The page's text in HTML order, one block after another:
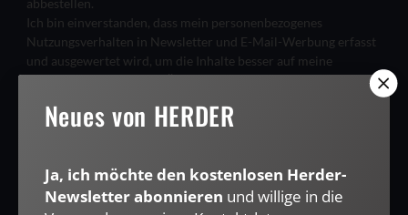
abbestellen.
Ich bin einverstanden, dass mein personenbezogenes
Nutzungsverhalten in Newsletter und E-Mail-Werbung erfasst
und ausgewertet wird, um die Inhalte besser auf meine
Interessen auszurichten. Über einen Link in Newsletter oder E-
Weiterführende Informationen finden Sie in unseren
E-MAIL
Neues von HERDER
Ja, ich möchte den kostenlosen Herder-
Newsletter abonnieren und willige in die